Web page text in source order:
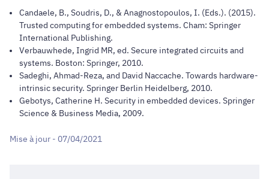
Candaele, B., Soudris, D., & Anagnostopoulos, I. (Eds.). (2015).
Trusted computing for embedded systems. Cham: Springer
International Publishing.
Verbauwhede, Ingrid MR, ed. Secure integrated circuits and
systems. Boston: Springer, 2010.
Sadeghi, Ahmad-Reza, and David Naccache. Towards hardware-
intrinsic security. Springer Berlin Heidelberg, 2010.
Gebotys, Catherine H. Security in embedded devices. Springer
Science & Business Media, 2009.
Mise à jour - 07/04/2021